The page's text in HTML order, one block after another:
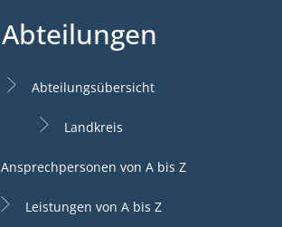
Abteilungen
Abteilungsübersicht
Landkreis
Ansprechpersonen von A bis Z
Leistungen von A bis Z